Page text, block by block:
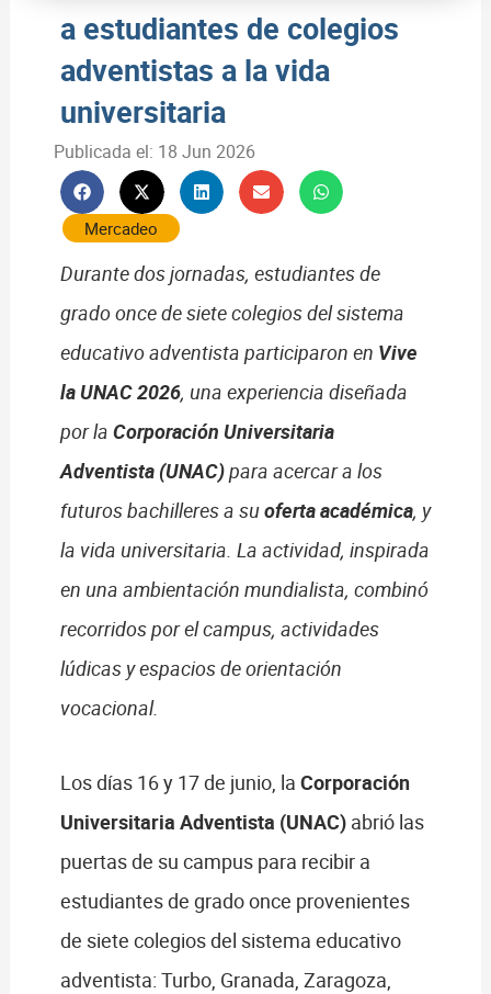
a estudiantes de colegios
adventistas a la vida
universitaria
Publicada el: 18 Jun 2026
Mercadeo
Durante dos jornadas, estudiantes de
grado once de siete colegios del sistema
educativo adventista participaron en Vive
la UNAC 2026, una experiencia diseñada
por la Corporación Universitaria
Adventista (UNAC)para acercar a los
futuros bachilleres a suoferta académica, y
la vida universitaria. La actividad, inspirada
en una ambientación mundialista, combinó
recorridos por el campus, actividades
lúdicas y espacios de orientación
vocacional.
Los días 16 y 17 de junio, la Corporación
Universitaria Adventista (UNAC)abrió las
puertas de su campus para recibir a
estudiantes de grado once provenientes
de siete colegios del sistema educativo
adventista: Turbo, Granada, Zaragoza,